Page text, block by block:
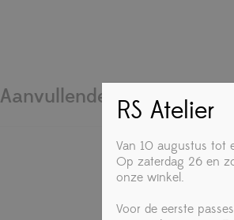
Aanvullende informatie
RS Atelier
Van 10 augustus tot
Op zaterdag 26 en
onze winkel.
Voor de eerste